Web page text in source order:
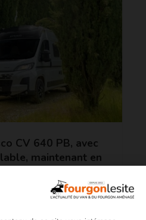
CV 640 PB, avec
maintenant en